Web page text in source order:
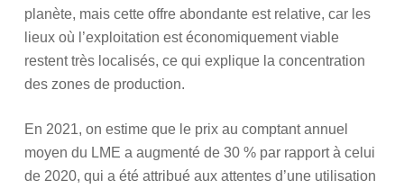
planète, mais cette offre abondante est relative, car les
lieux où l’exploitation est économiquement viable
restent très localisés, ce qui explique la concentration
des zones de production.
En 2021, on estime que le prix au comptant annuel
moyen du LME a augmenté de 30 % par rapport à celui
de 2020, qui a été attribué aux attentes d’une utilisation